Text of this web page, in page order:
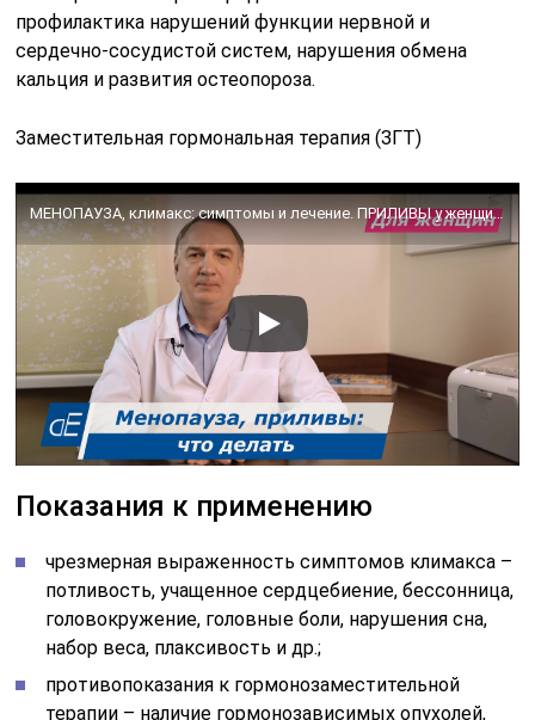
профилактика нарушений функции нервной и
сердечно-сосудистой систем, нарушения обмена
кальция и развития остеопороза.
Заместительная гормональная терапия (ЗГТ)
МЕНОПАУЗА, климакс: симптомы и лечение. ПРИЛИВЫ у женщин: что делать. Пить ли гормоны / ГЗТ.
Показания к применению
чрезмерная выраженность симптомов климакса –
потливость, учащенное сердцебиение, бессонница,
головокружение, головные боли, нарушения сна,
набор веса, плаксивость и др.;
противопоказания к гормонозаместительной
терапии – наличие гормонозависимых опухолей,